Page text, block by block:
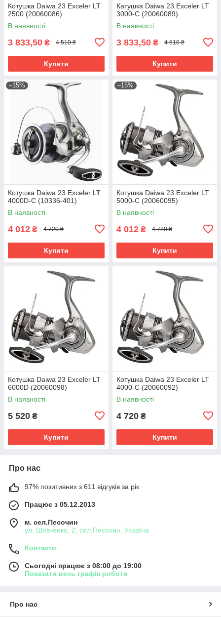
Котушка Daiwa 23 Exceler LT
2500 (20060086)
В наявності
3 833,50 ₴ 4 510 ₴
Купити
Катушка Daiwa 23 Exceler LT
3000-C (20060089)
В наявності
3 833,50 ₴ 4 510 ₴
Купити
–15%
Котушка Daiwa 23 Exceler LT
4000D-C (10336-401)
В наявності
4 012 ₴ 4 720 ₴
Купити
–15%
Котушка Daiwa 23 Exceler LT
5000-C (20060095)
В наявності
4 012 ₴ 4 720 ₴
Купити
Котушка Daiwa 23 Exceler LT
6000D (20060098)
В наявності
5 520 ₴
Купити
Котушка Daiwa 23 Exceler LT
4000-C (20060092)
В наявності
4 720 ₴
Купити
Про нас
97% позитивних з 611 відгуків за рік
Працює з 05.12.2013
м. сел.Песочин
ул. Шевченко, 2, сел.Песочин, Україна
Контакти
Сьогодні працює з 08:00 до 19:00
Показати весь графік роботи
Про нас